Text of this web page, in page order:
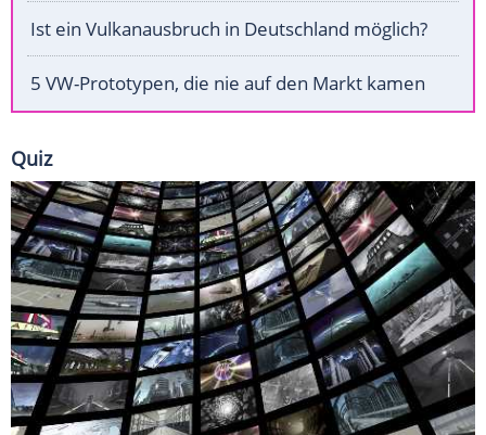
Ist ein Vulkanausbruch in Deutschland möglich?
5 VW-Prototypen, die nie auf den Markt kamen
Quiz